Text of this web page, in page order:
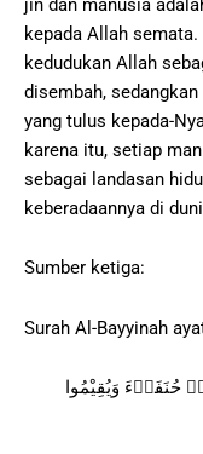
jin dan manusia
kepada Allah
kedudukan Allah
disembah,
yang tulus kepada-
karena itu, setiap
sebagai landasan
keberadaannya di
Sumber ketiga:
Surah Al-Bayyinah
ەۙ حُنَفَاۤءَ وَيُقِيْمُوا